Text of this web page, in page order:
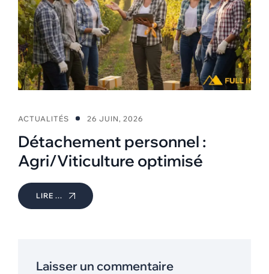
ACTUALITÉS 26 JUIN, 2026
Détachement personnel :
Agri/Viticulture optimisé
LIRE ...
Laisser un commentaire